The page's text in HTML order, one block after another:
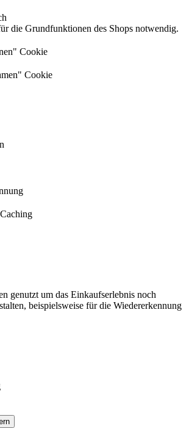
die Grundfunktionen des Shops notwendig.
Cookie
Cookie
genutzt um das Einkaufserlebnis noch
beispielsweise für die Wiedererkennung